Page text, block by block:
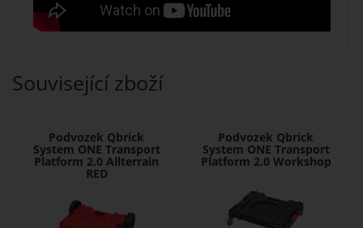
Související zboží
Podvozek Qbrick
System ONE Transport
Platform 2.0 Allterrain
RED
Podvozek Qbrick
System ONE Transport
Platform 2.0 Workshop